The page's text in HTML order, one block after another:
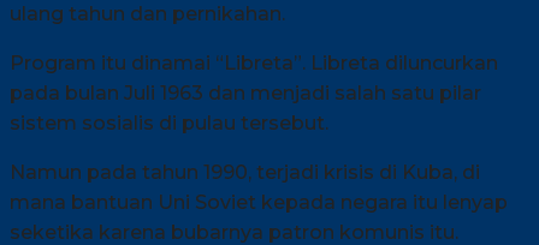
ulang tahun dan pernikahan.
Program itu dinamai “Libreta”. Libreta diluncurkan
pada bulan Juli 1963 dan menjadi salah satu pilar
sistem sosialis di pulau tersebut.
Namun pada tahun 1990, terjadi krisis di Kuba, di
mana bantuan Uni Soviet kepada negara itu lenyap
seketika karena bubarnya patron komunis itu.